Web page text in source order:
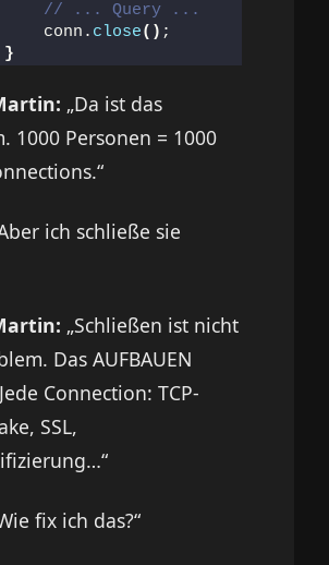
// ... Query ...
    conn.
close() ;
}
„Da ist das
1000 Personen = 1000
ich schließe sie
„Schließen ist nicht
Das AUFBAUEN
Connection: TCP-
SSL,
fix ich das?“